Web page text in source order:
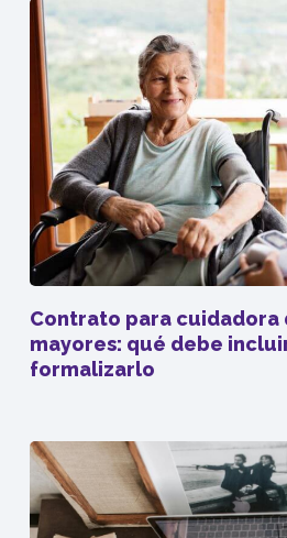
Contrato para cuidadora
mayores: qué debe
formalizarlo